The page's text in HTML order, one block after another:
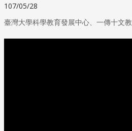
107/05/28
臺灣大學科學教育發展中心、一傳十文教